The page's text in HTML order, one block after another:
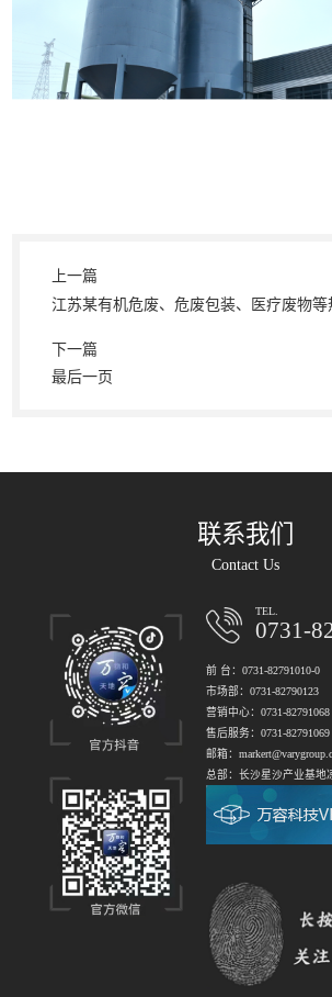
上一篇
江苏某有机危废、危废包装、医疗废物等
下一篇
最后一页
联系我们
Contact Us
TEL.
0731-
前 台：0731-82791010-0
市场部：0731-82790123
营销中心：0731-82791068
售后服务：0731-82791069
邮箱：
总部：长沙星沙产业基地